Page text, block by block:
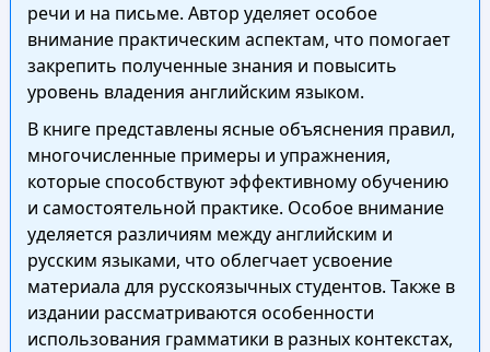
речи и на письме. Автор уделяет особое
внимание практическим аспектам, что помогает
закрепить полученные знания и повысить
уровень владения английским языком.
В книге представлены ясные объяснения правил,
многочисленные примеры и упражнения,
которые способствуют эффективному обучению
и самостоятельной практике. Особое внимание
уделяется различиям между английским и
русским языками, что облегчает усвоение
материала для русскоязычных студентов. Также в
издании рассматриваются особенности
использования грамматики в разных контекстах,